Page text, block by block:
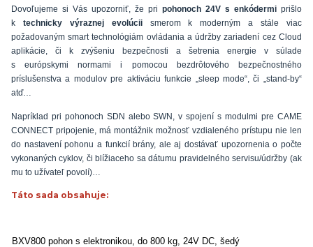
Dovoľujeme si Vás upozorniť, že pri pohonoch 24V s enkódermiprišlo
k technicky výraznej evolúcii smerom k moderným a stále viac
požadovaným smart technológiám ovládania a údržby zariadení cez Cloud
aplikácie, či k zvýšeniu bezpečnosti a šetrenia energie v súlade
s európskymi normami i pomocou bezdrôtového bezpečnostného
príslušenstva a modulov pre aktiváciu funkcie „sleep mode“, či „stand-by“
atď…
Napríklad pri pohonoch SDN alebo SWN, v spojení s modulmi pre CAME
CONNECT pripojenie, má montážnik možnosť vzdialeného prístupu nie len
do nastavení pohonu a funkcií brány, ale aj dostávať upozornenia o počte
vykonaných cyklov, či blížiaceho sa dátumu pravidelného servisu/údržby (ak
mu to užívateľ povolí)…
Táto sada obsahuje:
BXV800 pohon s elektronikou, do 800 kg, 24V DC, šedý